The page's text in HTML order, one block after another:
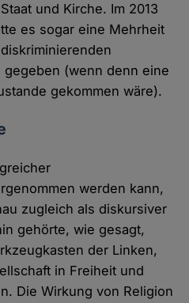
und Kirche. Im 2013
es sogar eine Mehrheit
(wenn denn eine
gekommen wäre).
werden kann,
zugleich als diskursiver
gehörte, wie gesagt,
der Linken,
in Freiheit und
Die Wirkung von Religion